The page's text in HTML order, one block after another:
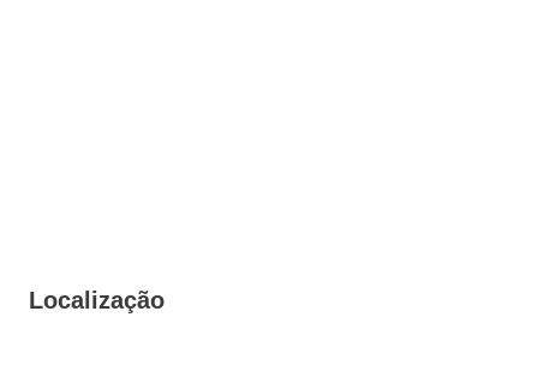
Localização